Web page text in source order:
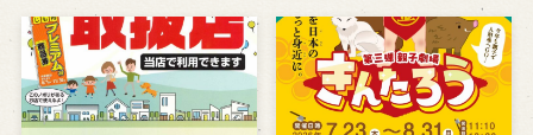
うずの丘大鳴門橋記念館